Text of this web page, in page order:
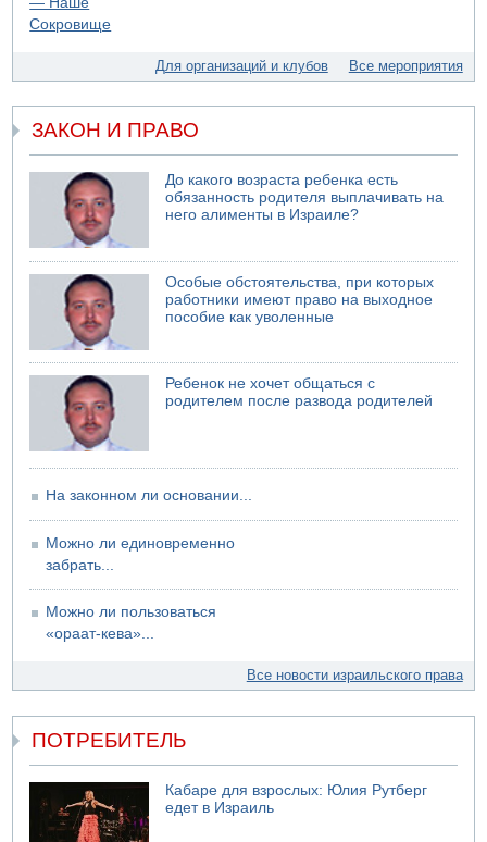
В Дубае поднимается дым над портом
Еще один меморандум для Ирана
Для организаций и клубов Все мероприятия
ЗАКОН И ПРАВО
До какого возраста ребенка есть
обязанность родителя выплачивать на
него алименты в Израиле?
Особые обстоятельства, при которых
работники имеют право на выходное
пособие как уволенные
Ребенок не хочет общаться с
родителем после развода родителей
На законном ли основании...
Можно ли единовременно
забрать...
Можно ли пользоваться
«ораат-кева»...
Все новости израильского права
ПОТРЕБИТЕЛЬ
Кабаре для взрослых: Юлия Рутберг
едет в Израиль